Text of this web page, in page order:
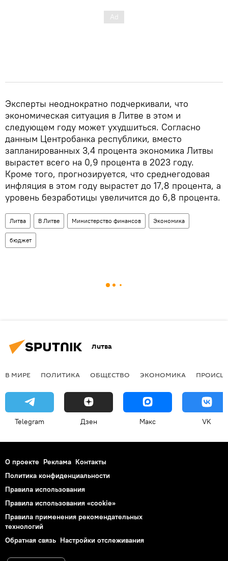
Эксперты неоднократно подчеркивали, что
экономическая ситуация в Литве в этом и
следующем году может ухудшиться. Согласно
данным Центробанка республики, вместо
запланированных 3,4 процента экономика Литвы
вырастет всего на 0,9 процента в 2023 году.
Кроме того, прогнозируется, что среднегодовая
инфляция в этом году вырастет до 17,8 процента, а
уровень безработицы увеличится до 6,8 процента.
Литва В Литве Министерство финансов Экономика
бюджет
Литва
В МИРЕ ПОЛИТИКА ОБЩЕСТВО ЭКОНОМИКА
Telegram Дзен Макс VK
О проекте Реклама Контакты
Политика конфиденциальности
Правила использования
Правила использования «cookie»
Правила применения рекомендательных
технологий
Обратная связь Настройки отслеживания